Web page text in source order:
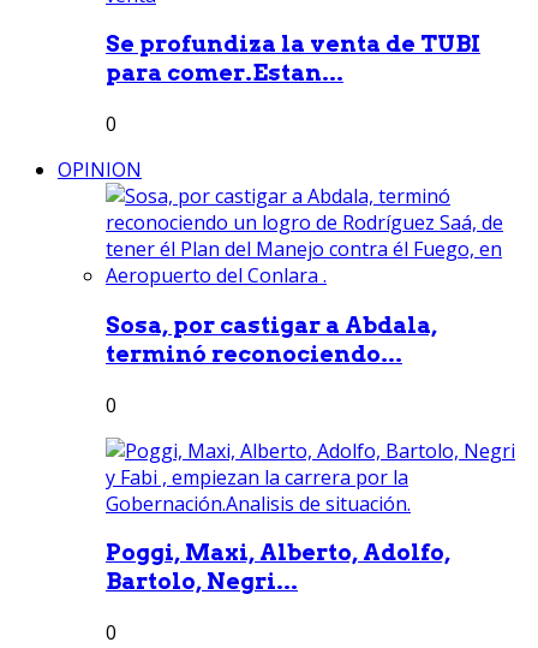
Se profundiza la venta de TUBI
para comer.Estan...
0
OPINION
Sosa, por castigar a Abdala,
terminó reconociendo...
0
Poggi, Maxi, Alberto, Adolfo,
Bartolo, Negri...
0